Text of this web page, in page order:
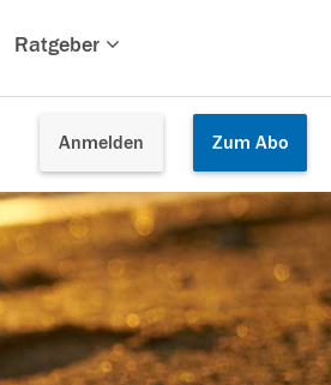
Ratgeber
Anmelden Zum Abo